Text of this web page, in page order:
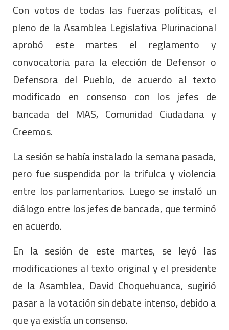
Con votos de todas las fuerzas políticas, el
pleno de la Asamblea Legislativa Plurinacional
aprobó este martes el reglamento y
convocatoria para la elección de Defensor o
Defensora del Pueblo, de acuerdo al texto
modificado en consenso con los jefes de
bancada del MAS, Comunidad Ciudadana y
Creemos.
La sesión se había instalado la semana pasada,
pero fue suspendida por la trifulca y violencia
entre los parlamentarios. Luego se instaló un
diálogo entre los jefes de bancada, que terminó
en acuerdo.
En la sesión de este martes, se leyó las
modificaciones al texto original y el presidente
de la Asamblea, David Choquehuanca, sugirió
pasar a la votación sin debate intenso, debido a
que ya existía un consenso.